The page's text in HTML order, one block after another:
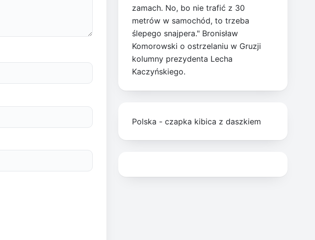
zamach. No, bo nie trafić z 30
metrów w samochód, to trzeba
ślepego snajpera." Bronisław
Komorowski o ostrzelaniu w Gruzji
kolumny prezydenta Lecha
Kaczyńskiego.
Polska - czapka kibica z daszkiem